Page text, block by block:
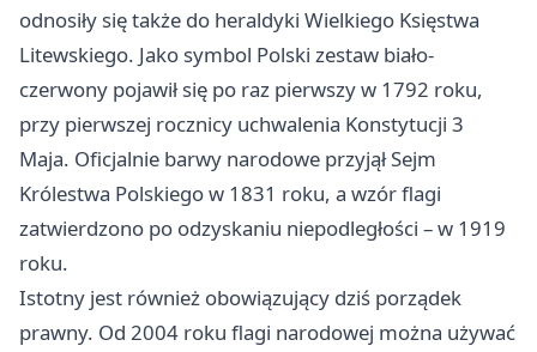
odnosiły się także do heraldyki Wielkiego Księstwa
Litewskiego. Jako symbol Polski zestaw biało-
czerwony pojawił się po raz pierwszy w 1792 roku,
przy pierwszej rocznicy uchwalenia Konstytucji 3
Maja. Oficjalnie barwy narodowe przyjął Sejm
Królestwa Polskiego w 1831 roku, a wzór flagi
zatwierdzono po odzyskaniu niepodległości – w 1919
roku.
Istotny jest również obowiązujący dziś porządek
prawny. Od 2004 roku flagi narodowej można używać